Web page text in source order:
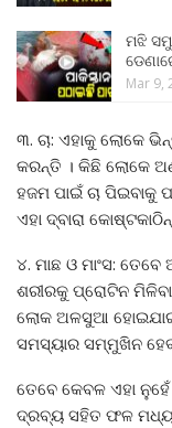
ମଝି
Mar 9,
୩. ଚା: ଏହାକୁ ଲୋକେ
କରନ୍ତି । କିଛି ଲୋକେ
ହଜମ ପାଇଁ ଚା ପିଇବାକୁ
ଏହା ଦ୍ବାରା
୪. ମାଛ ଓ ମାଂସ: ତେବେ
ଶରୀରକୁ ପ୍ରୋଟିନ
ଲୋକ ଅଳସୁଆ
ସମସ୍ୟାର ସମ୍ମୁଖିନ
ତେବେ କେବଳ ଏହା
ଦ୍ରବ୍ୟ ସହିତ ଫଳ ମଧ୍ୟ